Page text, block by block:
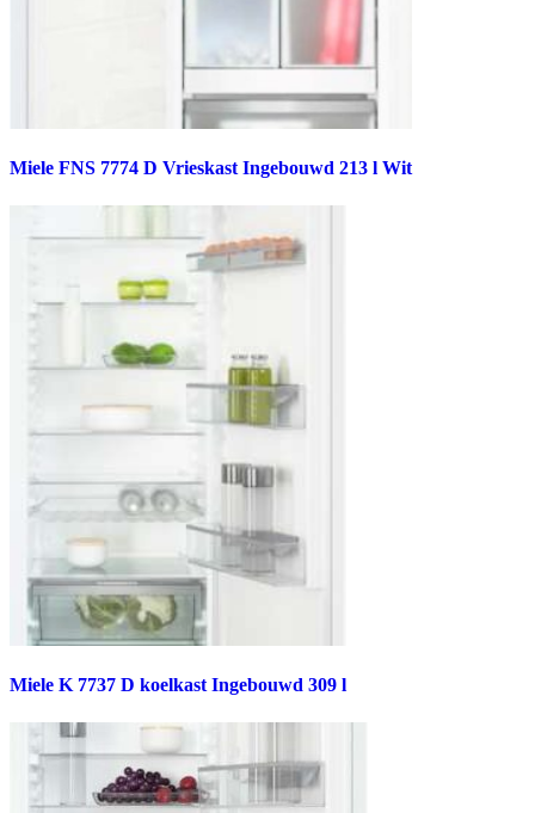
Miele FNS 7774 D Vrieskast Ingebouwd 213 l Wit
Miele K 7737 D koelkast Ingebouwd 309 l